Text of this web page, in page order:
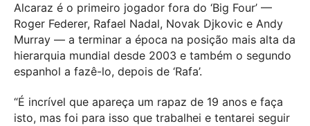
Alcaraz é o primeiro jogador fora do ‘Big Four’ —
Roger Federer, Rafael Nadal, Novak Djkovic e Andy
Murray — a terminar a época na posição mais alta da
hierarquia mundial desde 2003 e também o segundo
espanhol a fazê-lo, depois de ‘Rafa’.
“É incrível que apareça um rapaz de 19 anos e faça
isto, mas foi para isso que trabalhei e tentarei seguir